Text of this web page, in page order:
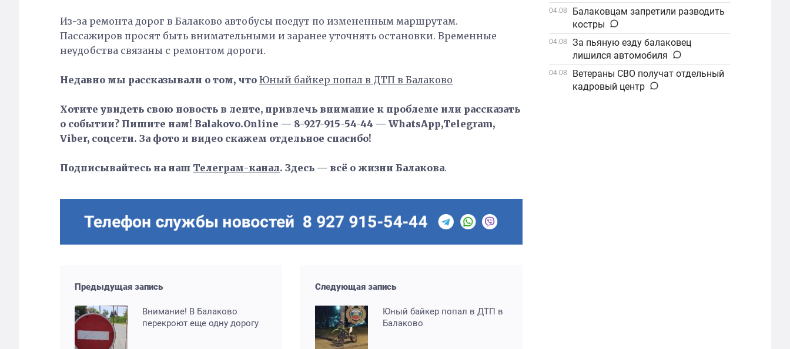
Из-за ремонта дорог в Балаково автобусы поедут по измененным маршрутам.
Пассажиров просят быть внимательными и заранее уточнять остановки. Временные
неудобства связаны с ремонтом дороги.
Недавно мы рассказывали о том, что Юный байкер попал в ДТП в Балаково
Хотите увидеть свою новость в ленте, привлечь внимание к проблеме или рассказать
о событии? Пишите нам! Balakovo.Online — 8-927-915-54-44 — WhatsApp,Telegram,
Viber, соцсети. За фото и видео скажем отдельное спасибо!
Подписывайтесь на наш Телеграм-канал. Здесь — всё о жизни Балакова.
Предыдущая запись
Внимание! В Балаково
перекроют еще одну дорогу
Следующая запись
Юный байкер попал в ДТП в
Балаково
от алиментов
04.08
Балаковцам запретили разводить
костры
04.08
За пьяную езду балаковец
лишился автомобиля
04.08
Ветераны СВО получат отдельный
кадровый центр